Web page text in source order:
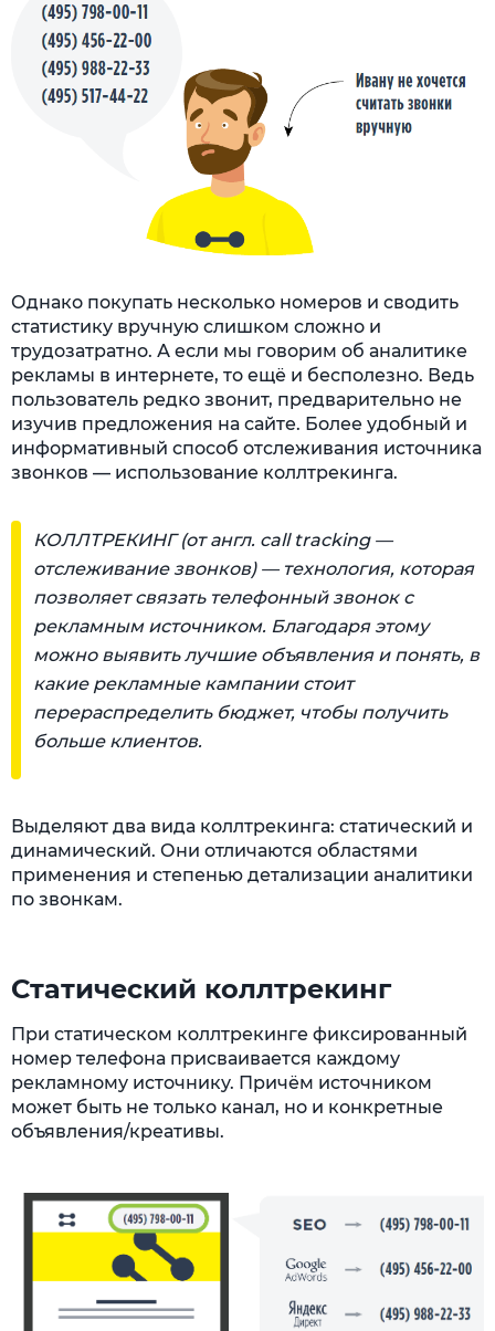
Однако покупать несколько номеров и сводить
статистику вручную слишком сложно и
трудозатратно. А если мы говорим об аналитике
рекламы в интернете, то ещё и бесполезно. Ведь
пользователь редко звонит, предварительно не
изучив предложения на сайте. Более удобный и
информативный способ отслеживания источника
звонков — использование коллтрекинга.
КОЛЛТРЕКИНГ (от англ. call tracking —
отслеживание звонков) — технология, которая
позволяет связать телефонный звонок с
рекламным источником. Благодаря этому
можно выявить лучшие объявления и понять, в
какие рекламные кампании стоит
перераспределить бюджет, чтобы получить
больше клиентов.
Выделяют два вида коллтрекинга: статический и
динамический. Они отличаются областями
применения и степенью детализации аналитики
по звонкам.
Статический коллтрекинг
При статическом коллтрекинге фиксированный
номер телефона присваивается каждому
рекламному источнику. Причём источником
может быть не только канал, но и конкретные
объявления/креативы.